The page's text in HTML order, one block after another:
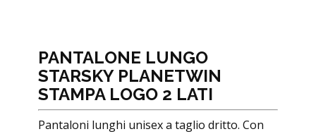
PANTALONE LUNGO
STARSKY PLANETWIN
STAMPA LOGO 2 LATI
Pantaloni lunghi unisex a taglio dritto. Con